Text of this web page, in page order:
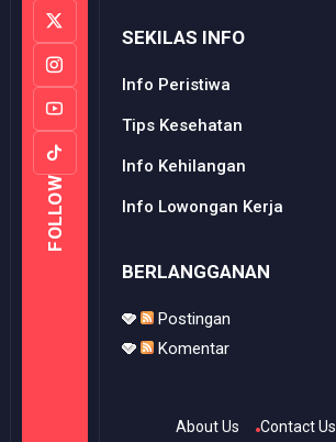
FOLLOW
SEKILAS INFO
Info Peristiwa
Tips Kesehatan
Info Kehilangan
Info Lowongan Kerja
BERLANGGANAN
Postingan
Komentar
About Us Contact Us